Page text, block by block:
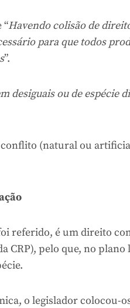
“Havendo colisão de
para que todos
”.
desiguais ou de espécie
conflito (natural ou
referido, é um direito
CRP), pelo que, no
o legislador colocou-